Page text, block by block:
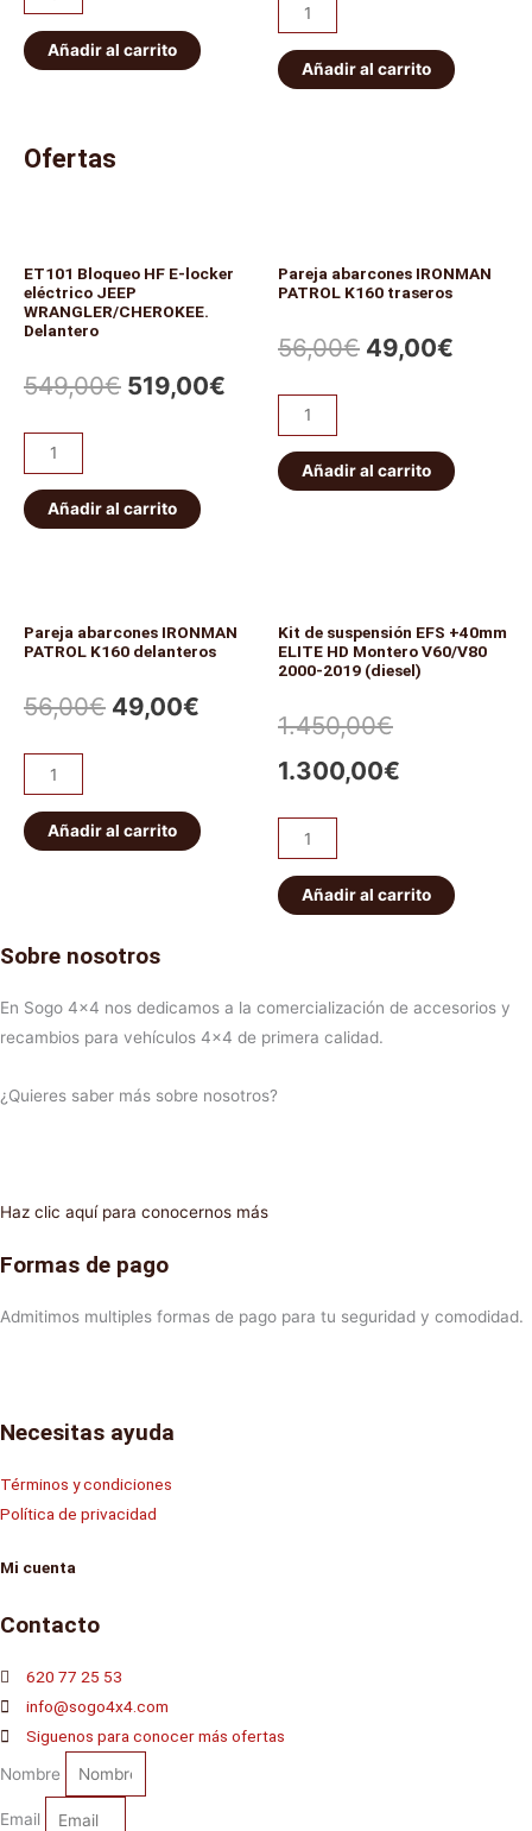
Añadir al carrito
Añadir al carrito
Ofertas
ET101 Bloqueo HF E-locker
eléctrico JEEP
WRANGLER/CHEROKEE.
Delantero
549,00€ 519,00€
Añadir al carrito
Pareja abarcones IRONMAN
PATROL K160 traseros
56,00€ 49,00€
Añadir al carrito
Pareja abarcones IRONMAN
PATROL K160 delanteros
56,00€ 49,00€
Añadir al carrito
Kit de suspensión EFS +40mm
ELITE HD Montero V60/V80
2000-2019 (diesel)
1.450,00€
1.300,00€
Añadir al carrito
Sobre nosotros
En Sogo 4×4 nos dedicamos a la comercialización de accesorios y
recambios para vehículos 4×4 de primera calidad.
¿Quieres saber más sobre nosotros?
Haz clic aquí para conocernos más
Formas de pago
Admitimos multiples formas de pago para tu seguridad y comodidad.
Necesitas ayuda
Términos y condiciones
Política de privacidad
Mi cuenta
Contacto
620 77 25 53
info@sogo4x4.com
Siguenos para conocer más ofertas
Nombre
Email